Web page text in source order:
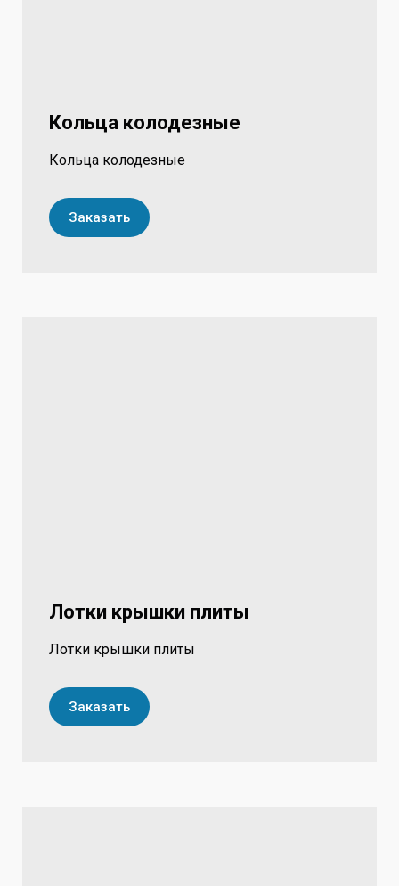
Кольца колодезные
Кольца колодезные
Заказать
Лотки крышки плиты
Лотки крышки плиты
Заказать